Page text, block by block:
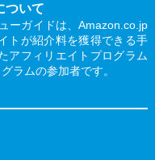
ついて
ーガイドは、Amazon.co.jp
トが紹介料を獲得できる手
アフィリエイトプログラム
ラムの参加者です。